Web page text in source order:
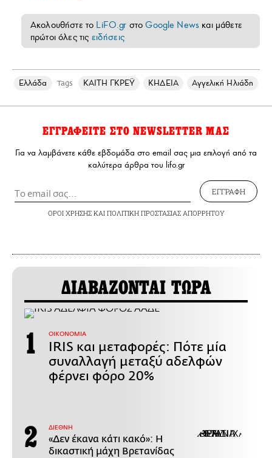
Ακολουθήστε το LiFO.gr στοGoogle News και μάθετε
πρώτοι όλες τις ειδήσεις
Ελλάδα Tags ΚΑΙΤΗ ΓΚΡΕΫ ΚΗΔΕΙΑ Αγγελική Ηλιάδη
ΕΓΓΡΑΦΕΙΤΕ ΣΤΟ NEWSLETTER ΜΑΣ
Για να λαμβάνετε κάθε εβδομάδα στο email σας μια επιλογή από τα
καλύτερα άρθρα του lifo.gr
ΕΓΓΡΑΦΗ
ΟΡΟΙ ΧΡΗΣΗΣΚΑΙ ΠΟΛΙΤΙΚΗ ΠΡΟΣΤΑΣΙΑΣ ΑΠΟΡΡΗΤΟΥ
ΔΙΑΒΑΖΟΝΤΑΙ ΤΩΡΑ
ΟΙΚΟΝΟΜΙΑ
IRIS και μεταφορές: Πότε μία
συναλλαγή μεταξύ αδελφών
φέρνει φόρο 20%
ΔΙΕΘΝΗ
«Δεν έκανα κάτι κακό»: Η
δικαστική μάχη Βρετανίδας